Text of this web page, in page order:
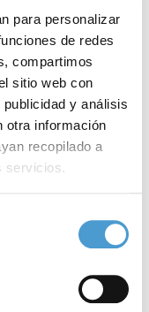
para personalizar
de redes
compartimos
sitio web con
y análisis
otra información
recopilado a
servicios.
de...